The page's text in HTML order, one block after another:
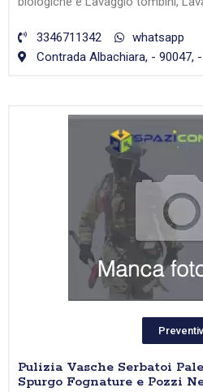
3346711342
whatsapp
Contrada Albachiara, - 90047,
Pulizia Vasche Serbatoi
Spurgo Fognature e Pozzi